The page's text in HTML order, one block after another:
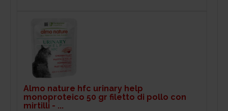
Almo nature hfc urinary help
monoproteico 50 gr filetto di pollo con
mirtilli - ...